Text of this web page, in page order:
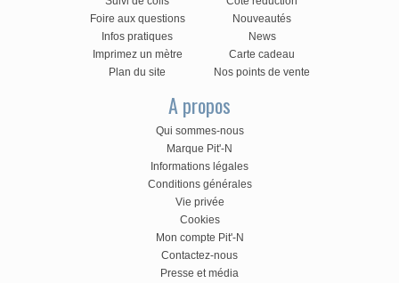
Foire aux questions
Infos pratiques
Imprimez un mètre
Plan du site
Nouveautés
News
Carte cadeau
Nos points de vente
A propos
Qui sommes-nous
Marque Pit'-N
Informations légales
Conditions générales
Vie privée
Cookies
Mon compte Pit'-N
Contactez-nous
Presse et média